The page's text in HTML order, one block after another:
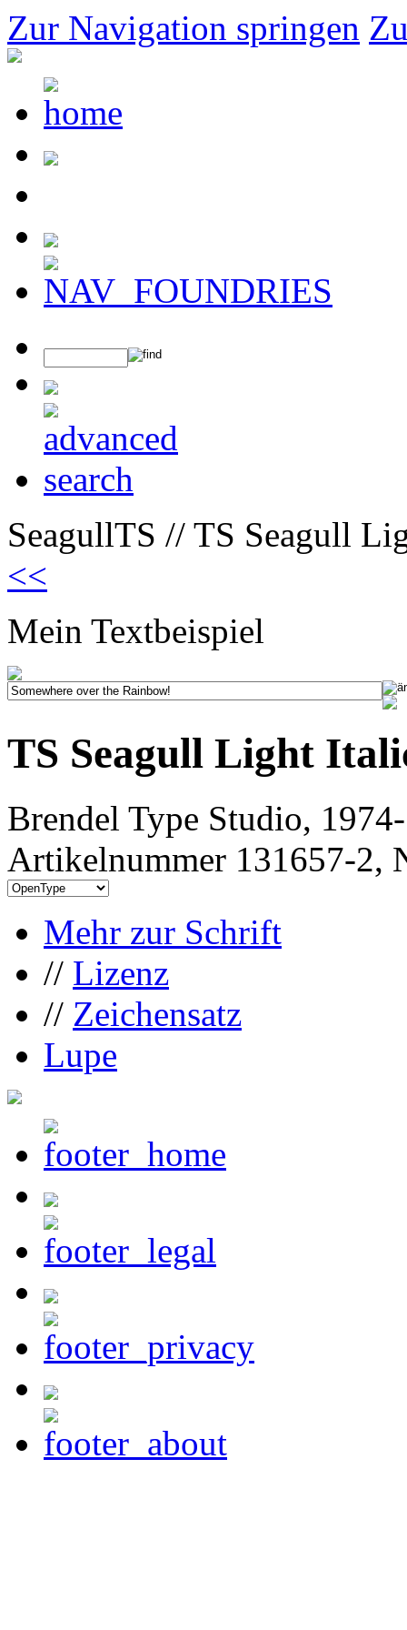
Zur Navigation springen
SeagullTS // TS Seagull
<<
Mein Textbeispiel
TS Seagull Light
Brendel Type Studio,
Artikelnummer 131657-2,
Mehr zur Schrift
// Lizenz
// Zeichensatz
Lupe